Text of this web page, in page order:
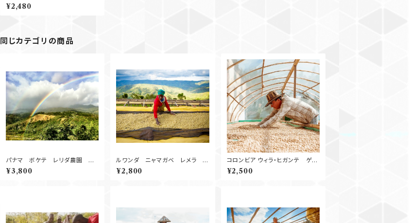
¥2,480
同じカテゴリの商品
パナマ ボケテ レリダ農園 Na
tural
¥3,800
ルワンダ ニャマガベ レメラ
Natural 250g
¥2,800
コロンビア ウィラ・ヒガンテ ゲイ
シャ 100g
¥2,500